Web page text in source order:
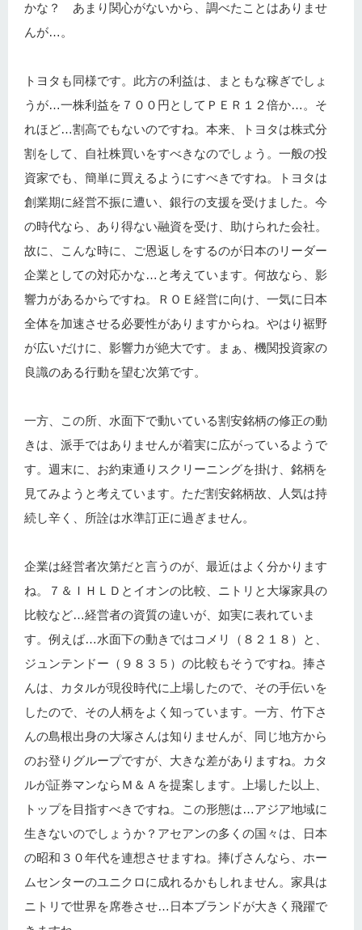
かな？ あまり関心がないから、調べたことはありませ
んが…。
トヨタも同様です。此方の利益は、まともな稼ぎでしょ
うが…一株利益を７００円としてＰＥＲ１２倍か…。そ
れほど…割高でもないのですね。本来、トヨタは株式分
割をして、自社株買いをすべきなのでしょう。一般の投
資家でも、簡単に買えるようにすべきですね。トヨタは
創業期に経営不振に遭い、銀行の支援を受けました。今
の時代なら、あり得ない融資を受け、助けられた会社。
故に、こんな時に、ご恩返しをするのが日本のリーダー
企業としての対応かな…と考えています。何故なら、影
響力があるからですね。ＲＯＥ経営に向け、一気に日本
全体を加速させる必要性がありますからね。やはり裾野
が広いだけに、影響力が絶大です。まぁ、機関投資家の
良識のある行動を望む次第です。
一方、この所、水面下で動いている割安銘柄の修正の動
きは、派手ではありませんが着実に広がっているようで
す。週末に、お約束通りスクリーニングを掛け、銘柄を
見てみようと考えています。ただ割安銘柄故、人気は持
続し辛く、所詮は水準訂正に過ぎません。
企業は経営者次第だと言うのが、最近はよく分かります
ね。７＆ＩＨＬＤとイオンの比較、ニトリと大塚家具の
比較など…経営者の資質の違いが、如実に表れていま
す。例えば…水面下の動きではコメリ（８２１８）と、
ジュンテンドー（９８３５）の比較もそうですね。捧さ
んは、カタルが現役時代に上場したので、その手伝いを
したので、その人柄をよく知っています。一方、竹下さ
んの島根出身の大塚さんは知りませんが、同じ地方から
のお登りグループですが、大きな差がありますね。カタ
ルが証券マンならＭ＆Ａを提案します。上場した以上、
トップを目指すべきですね。この形態は…アジア地域に
生きないのでしょうか？アセアンの多くの国々は、日本
の昭和３０年代を連想させますね。捧げさんなら、ホー
ムセンターのユニクロに成れるかもしれません。家具は
ニトリで世界を席巻させ…日本ブランドが大きく飛躍で